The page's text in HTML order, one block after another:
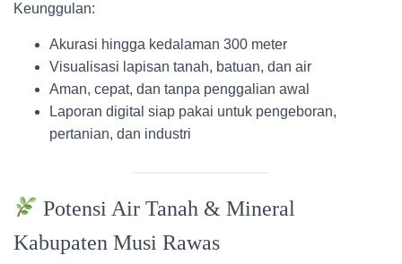
Keunggulan:
Akurasi hingga kedalaman 300 meter
Visualisasi lapisan tanah, batuan, dan air
Aman, cepat, dan tanpa penggalian awal
Laporan digital siap pakai untuk pengeboran,
pertanian, dan industri
Potensi Air Tanah & Mineral
Kabupaten Musi Rawas